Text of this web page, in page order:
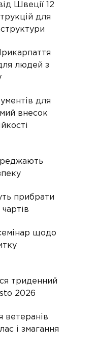
Швеції 12
для
людей з
для
внесок
прибрати
щодо
триденний
2026
ветеранів
і змагання